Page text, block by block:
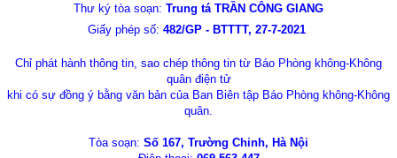
Thư ký tòa soạn: Trung tá TRẦN CÔNG GIANG
Giấy phép số: 482/GP - BTTTT, 27-7-2021
Chỉ phát hành thông tin, sao chép thông tin từ Báo Phòng không-Không
quân điện tử
khi có sự đồng ý bằng văn bản của Ban Biên tập Báo Phòng không-Không
quân.
Tòa soạn: Số 167, Trường Chinh, Hà Nội